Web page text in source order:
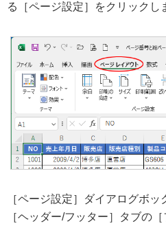
る［ページ設定］をクリックし
［ページ設定］ダイアログボッ
［ヘッダー/フッター］タブの